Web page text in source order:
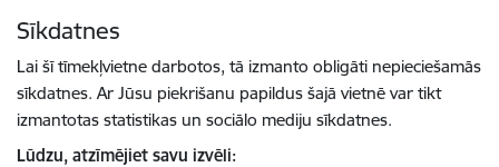
Sīkdatnes
Lai šī tīmekļvietne darbotos, tā izmanto obligāti nepieciešamās
sīkdatnes. Ar Jūsu piekrišanu papildus šajā vietnē var tikt
izmantotas statistikas un sociālo mediju sīkdatnes.
Lūdzu, atzīmējiet savu izvēli: